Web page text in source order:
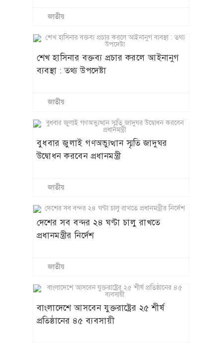
জাতীয়
শেখ হাসিনার বক্তব্য প্রচার করলে আইনানুগ
ব্যবস্থা : তথ্য উপদেষ্টা
জাতীয়
বুধবার জুলাই গণঅভ্যুত্থান স্মৃতি জাদুঘর
উদ্বোধন করবেন প্রধানমন্ত্রী
জাতীয়
দেশের সব বন্দর ২৪ ঘণ্টা চালু রাখতে
প্রধানমন্ত্রীর নির্দেশ
জাতীয়
বাংলাদেশে আসবেন যুক্তরাষ্ট্রের ২৫ শীর্ষ
প্রতিষ্ঠানের ৪৫ ব্যবসায়ী